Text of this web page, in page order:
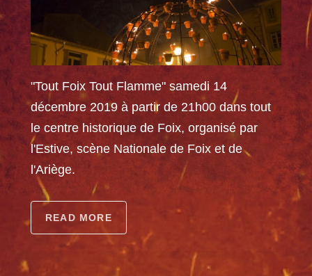
"Tout Foix Tout Flamme" samedi 14
décembre 2019 à partir de 21h00 dans tout
le centre historique de Foix, organisé par
l'Estive, scène Nationale de Foix et de
l'Ariège.
READ MORE